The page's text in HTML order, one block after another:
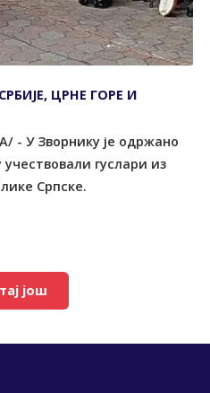
ЦРНЕ ГОРЕ И
- У Зворнику је одржано
гуслари из
Српске.
још